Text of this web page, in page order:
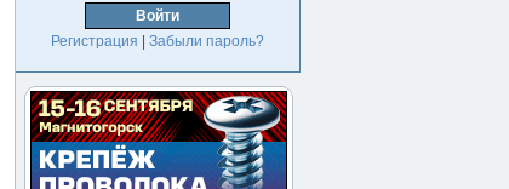
Регистрация Забыли пароль?